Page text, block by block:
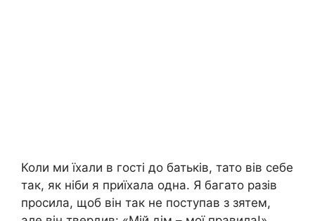
Коли ми їхали в гості до батьків, тато вів себе
так, як ніби я приїхала одна. Я багато разів
просила, щоб він так не поступав з зятем,